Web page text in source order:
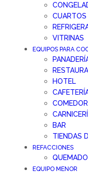
CUARTOS
VITRINAS
EQUIPOS PARA
HOTEL
BAR
TIENDAS
REFACCIONES
EQUIPO MENOR